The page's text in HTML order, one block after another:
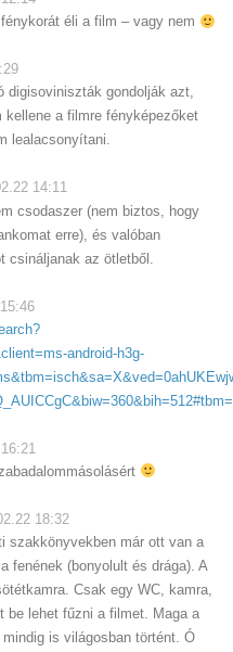
éli a film – vagy nem
digisoviniszták gondolják azt,
kellene a filmre fényképezőket
lealacsonyítani.
14:11
csodaszer (nem biztos, hogy
erre), és valóban
csináljanak az ötletből.
android-h3g-
18:32
szakkönyvekben már ott van a
fenének (bonyolult és drága). A
Csak egy WC, kamra,
be lehet fűzni a filmet. Maga a
is világosban történt. Ó